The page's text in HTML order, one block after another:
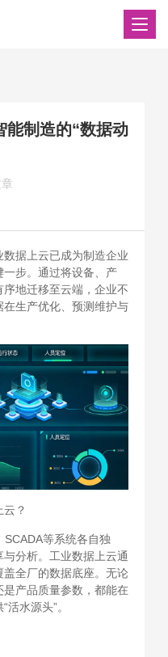
能制造的“数据动
据上云已成为制造企业
步。通过将设备、产
地迁移至云端，企业不
生产优化、预测维护与
？
等系统各自独
分析。工业数据上云通
全厂的数据底座。无论
产品质量参数，都能在
水源头”。